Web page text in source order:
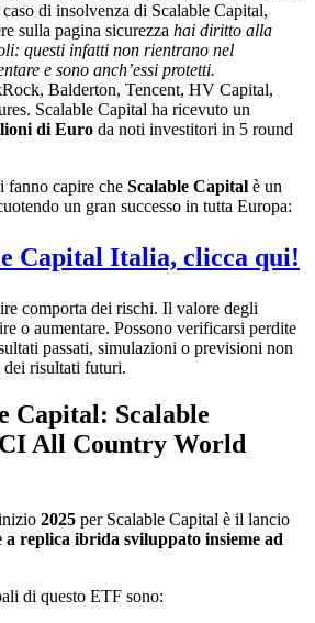
di insolvenza di Scalable Capital,
sulla pagina sicurezza hai diritto alla
questi infatti non rientrano nel
e sono anch’essi protetti.
Balderton, Tencent, HV Capital,
Scalable Capital ha ricevuto un
di Euro da noti investitori in 5 round
fanno capire che Scalable Capital è un
un gran successo in tutta Europa:
Capital Italia, clicca qui!
comporta dei rischi. Il valore degli
o aumentare. Possono verificarsi perdite
passati, simulazioni o previsioni non
risultati futuri.
Capital: Scalable
All Country World
2025 per Scalable Capital è il lancio
replica ibrida sviluppato insieme ad
di questo ETF sono: